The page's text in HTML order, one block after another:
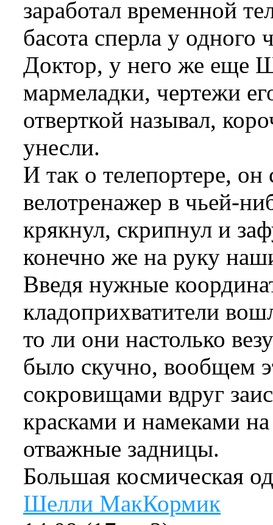
заработал временной
басота сперла у одного
Доктор, у него же еще
мармеладки, чертежи
отверткой называл,
унесли.
И так о телепортере,
велотренажер в чьей-
крякнул, скрипнул и
конечно же на руку
Введя нужные
кладоприхватители
то ли они настолько
было скучно, вообщем
сокровищами вдруг
красками и намеками
отважные задницы.
Большая космическая
Шелли МакКормик